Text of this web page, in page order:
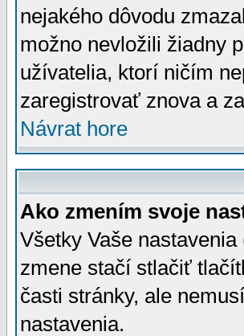
nejakého dôvodu
možno nevložili žiadny
užívatelia, ktorí ničím
zaregistrovať znova a
Návrat hore
Ako zmením svoje
Všetky Vaše
zmene stačí stlačiť
časti stránky, ale
nastavenia.